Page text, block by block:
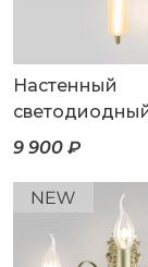
Настенный
светильник
9 900 ₽